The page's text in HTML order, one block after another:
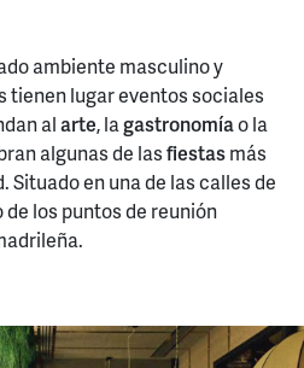
ambiente masculino y
tienen lugar eventos sociales
alarte, lagastronomíao la
algunas de lasfiestasmás
Situado en una de las calles de
de los puntos de reunión